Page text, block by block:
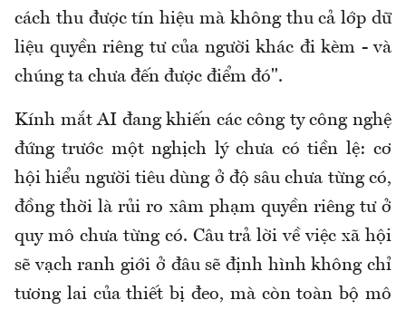
cách thu được tín hiệu mà không thu cả lớp dữ
liệu quyền riêng tư của người khác đi kèm - và
chúng ta chưa đến được điểm đó".
Kính mắt AI đang khiến các công ty công nghệ
đứng trước một nghịch lý chưa có tiền lệ: cơ
hội hiểu người tiêu dùng ở độ sâu chưa từng có,
đồng thời là rủi ro xâm phạm quyền riêng tư ở
quy mô chưa từng có. Câu trả lời về việc xã hội
sẽ vạch ranh giới ở đâu sẽ định hình không chỉ
tương lai của thiết bị đeo, mà còn toàn bộ mô